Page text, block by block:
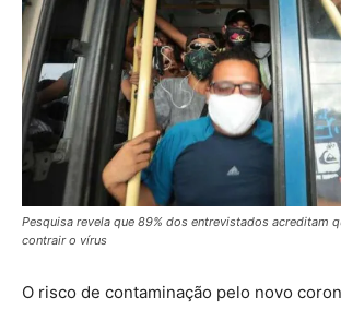
Pesquisa revela que 89% dos entrevistados acreditam
contrair o vírus
O risco de contaminação pelo novo